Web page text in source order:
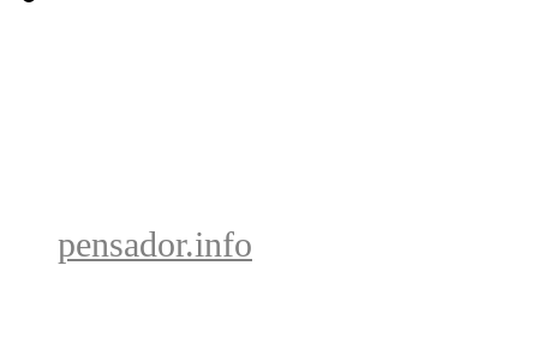
pensador.info